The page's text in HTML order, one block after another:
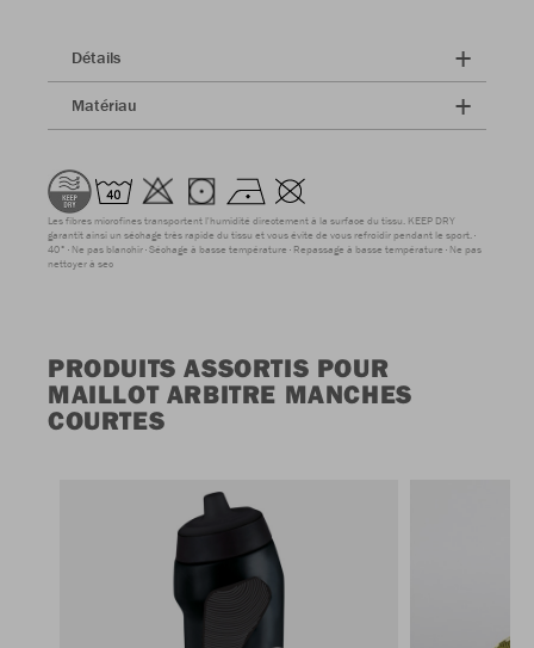
Détails
Matériau
Les fibres microfines transportent l'humidité directement à la surface du tissu. KEEP DRY
garantit ainsi un séchage très rapide du tissu et vous évite de vous refroidir pendant le sport.
40° Ne pas blanchir Séchage à basse température Repassage à basse température Ne pas
nettoyer à sec
PRODUITS ASSORTIS POUR
MAILLOT ARBITRE MANCHES
COURTES